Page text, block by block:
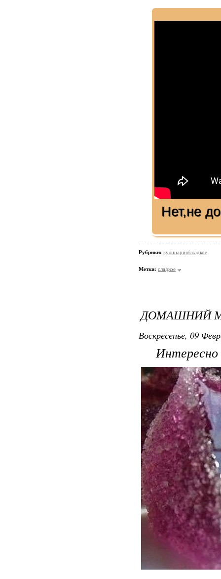
Нет,не
Рубрики: кулинария/сладкое
Метки: сладкое
ДОМАШНИЙ
Воскресенье, 09
Интересно